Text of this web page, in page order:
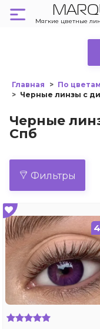
Мягкие цветные
Главная По цветам
Черные линзы с
Черные
Спб
Фильтры